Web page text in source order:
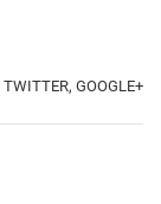
TWITTER, GOOGLE+